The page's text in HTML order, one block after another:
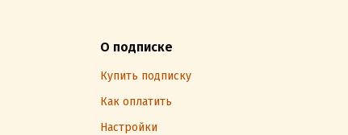
О подписке
Купить подписку
Как оплатить
Настройки